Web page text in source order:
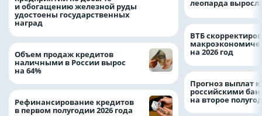
и обогащению железной руды
удостоены государственных
наград
Объем продаж кредитов
наличными в России вырос
на 64%
Рефинансирование кредитов
в первом полугодии 2026 года
леопарда
ВТБ
на 2026 год
Прогноз выплат
российскими
на второе